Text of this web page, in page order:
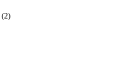
(2)